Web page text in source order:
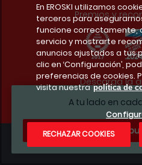
A tu lado en
¿Te
Premios y
Descarga la
Condiciones legales
En EROSKI utilizamos
terceros para
funcione correctamente,
servicio y mostrarte
anuncios ajustados a tus
clic en ‘Configuración’,
preferencias de cookies.
visita nuestra política de
RECHAZAR COOKIES